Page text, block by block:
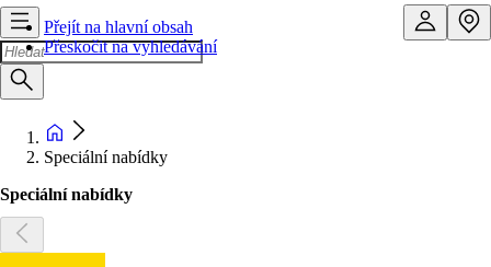
Přejít na hlavní obsah
Přeskočit na vyhledávání
Speciální nabídky
Speciální nabídky